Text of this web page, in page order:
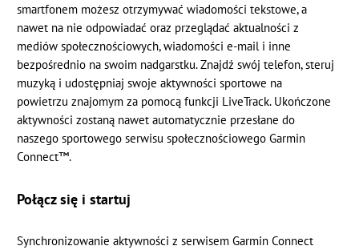
smartfonem możesz otrzymywać wiadomości tekstowe, a
nawet na nie odpowiadać oraz przeglądać aktualności z
mediów społecznościowych, wiadomości e-mail i inne
bezpośrednio na swoim nadgarstku. Znajdź swój telefon, steruj
muzyką i udostępniaj swoje aktywności sportowe na
powietrzu znajomym za pomocą funkcji LiveTrack. Ukończone
aktywności zostaną nawet automatycznie przesłane do
naszego sportowego serwisu społecznościowego Garmin
Connect™.
Połącz się i startuj
Synchronizowanie aktywności z serwisem Garmin Connect